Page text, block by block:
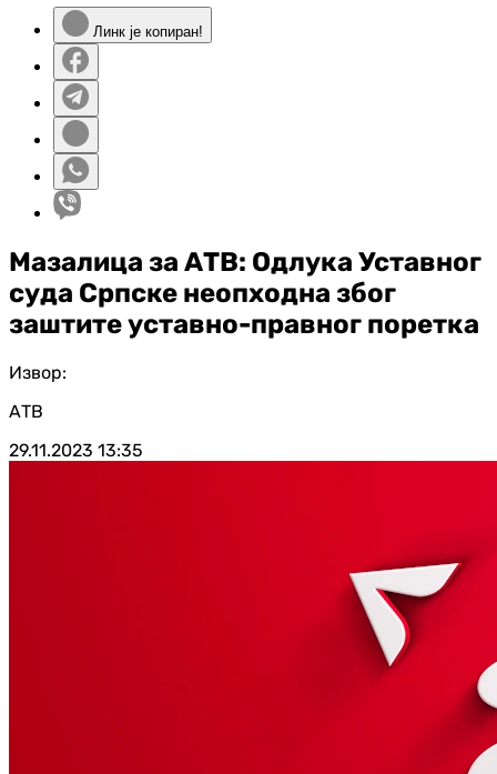
Линк је копиран!
Мазалица за АТВ: Одлука Уставног
суда Српске неопходна због
заштите уставно-правног поретка
Извор:
АТВ
29.11.2023 13:35